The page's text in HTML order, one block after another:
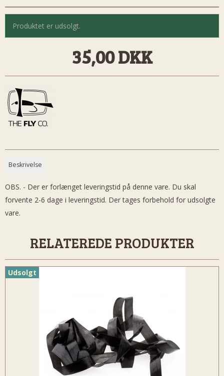
Produktet er udsolgt.
35,00 DKK
Beskrivelse
OBS. - Der er forlænget leveringstid på denne vare. Du skal
forvente 2-6 dage i leveringstid. Der tages forbehold for udsolgte
vare.
RELATEREDE PRODUKTER
Udsolgt